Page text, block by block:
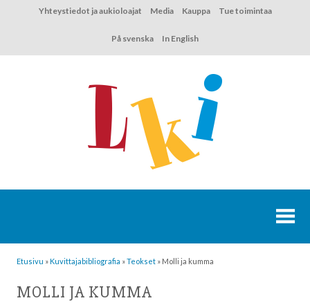
Yhteystiedot ja aukioloajat Media Kauppa Tue toimintaa
På svenska In English
Etusivu »Kuvittaja­bibliografia »Teokset » Molli ja kumma
MOLLI JA KUMMA